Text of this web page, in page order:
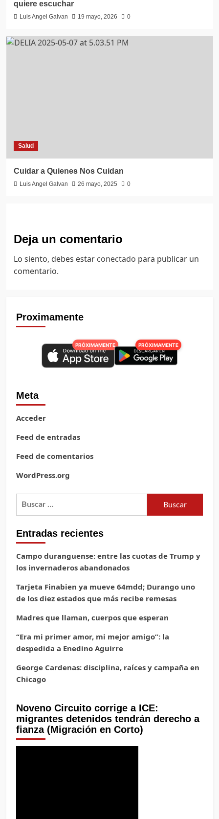
quiere escuchar
Luis Angel Galvan 19 mayo, 2026 0
Salud
Cuidar a Quienes Nos Cuidan
Luis Angel Galvan 26 mayo, 2025 0
Deja un comentario
Lo siento, debes estar conectado para publicar un
comentario.
Proximamente
PRÓXIMAMENTE PRÓXIMAMENTE
Meta
Acceder
Feed de entradas
Feed de comentarios
WordPress.org
Buscar:
Entradas recientes
Campo duranguense: entre las cuotas de Trump y
los invernaderos abandonados
Tarjeta Finabien ya mueve 64mdd; Durango uno
de los diez estados que más recibe remesas
Madres que llaman, cuerpos que esperan
“Era mi primer amor, mi mejor amigo”: la
despedida a Enedino Aguirre
George Cardenas: disciplina, raíces y campaña en
Chicago
Noveno Circuito corrige a ICE:
migrantes detenidos tendrán derecho a
fianza (Migración en Corto)